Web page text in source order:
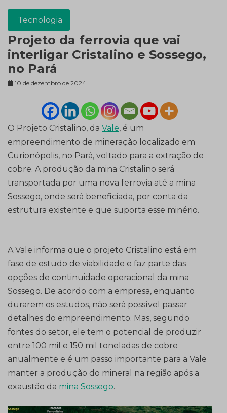
Tecnologia
Projeto da ferrovia que vai
interligar Cristalino e Sossego,
no Pará
10 de dezembro de 2024
O Projeto Cristalino, da Vale, é um
empreendimento de mineração localizado em
Curionópolis, no Pará, voltado para a extração de
cobre. A produção da mina Cristalino será
transportada por uma nova ferrovia até a mina
Sossego, onde será beneficiada, por conta da
estrutura existente e que suporta esse minério.
A Vale informa que o projeto Cristalino está em
fase de estudo de viabilidade e faz parte das
opções de continuidade operacional da mina
Sossego. De acordo com a empresa, enquanto
durarem os estudos, não será possível passar
detalhes do empreendimento. Mas, segundo
fontes do setor, ele tem o potencial de produzir
entre 100 mil e 150 mil toneladas de cobre
anualmente e é um passo importante para a Vale
manter a produção do mineral na região após a
exaustão da mina Sossego.